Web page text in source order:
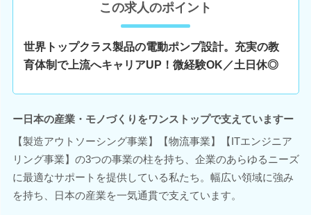
この求人のポイント
世界トップクラス製品の電動ポンプ設計。充実の教
育体制で上流へキャリアUP！微経験OK／土日休◎
ー日本の産業・モノづくりをワンストップで支えていますー
【製造アウトソーシング事業】【物流事業】【ITエンジニア
リング事業】の3つの事業の柱を持ち、企業のあらゆるニーズ
に最適なサポートを提供している私たち。幅広い領域に強み
を持ち、日本の産業を一気通貫で支えています。